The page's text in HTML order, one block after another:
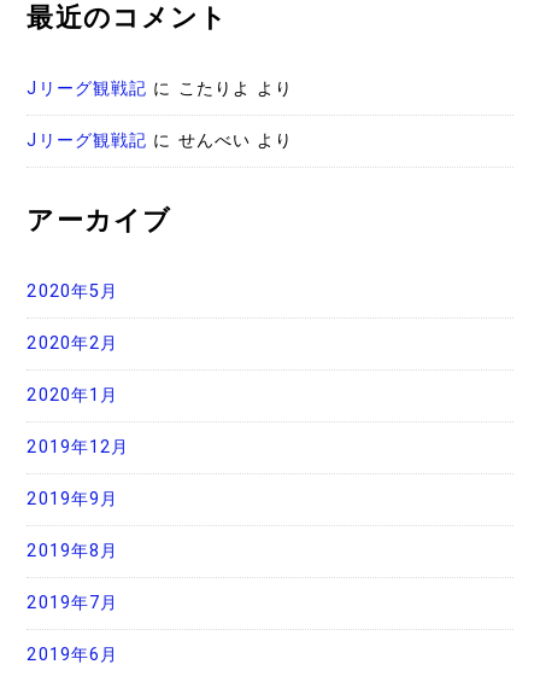
最近のコメント
Jリーグ観戦記 に こたりよ より
Jリーグ観戦記 に せんべい より
アーカイブ
2020年5月
2020年2月
2020年1月
2019年12月
2019年9月
2019年8月
2019年7月
2019年6月